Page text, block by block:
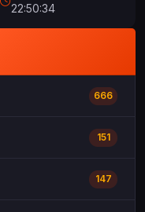
22:50:34
666
151
147